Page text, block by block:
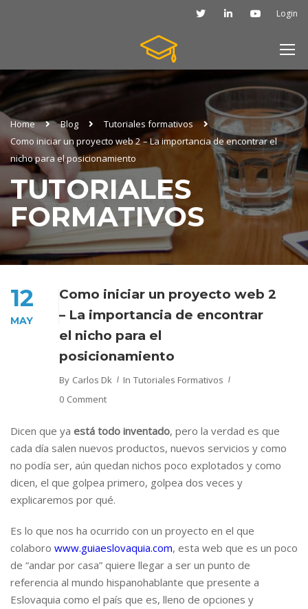
Login
Home Blog
Tutoriales formativos
Como iniciar un proyecto web 2 – La importancia de encontrar el
nicho para el posicionamiento
TUTORIALES
FORMATIVOS
12
MAY
Como iniciar un proyecto web 2
– La importancia de encontrar
el nicho para el
posicionamiento
By Carlos Dk In Tutoriales Formativos
0 Comment
Dicen que ya está todo inventado, pero la verdad es que
cada día salen nuevos productos, nuevos servicios y como
no podía ser, aún quedan nichos poco explotados y como
dicen, el que golpea primero, golpea dos veces y
explicaremos por qué.
Es lo que nos ha ocurrido con un proyecto en el que
colaboro www.guiaeslovaquia.com, esta web que es un poco
de “andar por casa” quiere llegar a ser un punto de
referencia al mundo hispanohablante que presente a
Eslovaquia como el país que es, lleno de opciones y